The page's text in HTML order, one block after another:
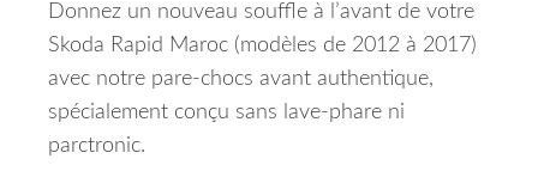
Donnez un nouveau souffle à l’avant de votre
Skoda Rapid Maroc (modèles de 2012 à 2017)
avec notre pare-chocs avant authentique,
spécialement conçu sans lave-phare ni
parctronic.